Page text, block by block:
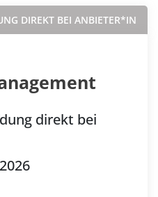
DIREKT BEI ANBIETER*IN
direkt bei